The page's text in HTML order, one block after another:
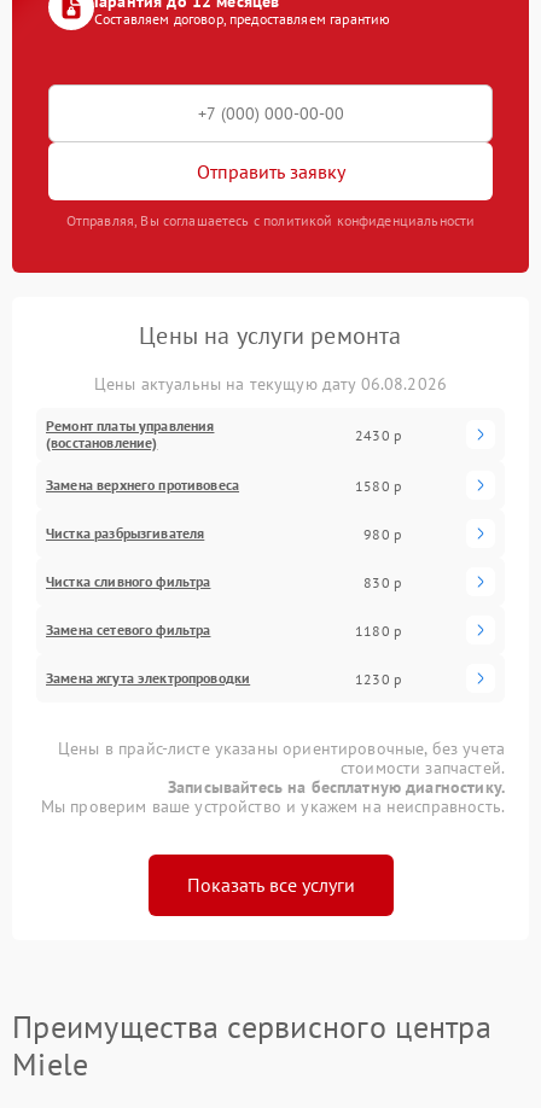
Составляем договор, предоставляем гарантию
Отправить заявку
Отправляя, Вы соглашаетесь с политикой конфиденциальности
Цены на услуги ремонта
Цены актуальны на текущую дату 06.08.2026
Ремонт платы управления
(восстановление)
2430 р
Замена верхнего противовеса 1580 р
Чистка разбрызгивателя 980 р
Чистка сливного фильтра 830 р
Замена сетевого фильтра 1180 р
Замена жгута электропроводки 1230 р
Цены в прайс-листе указаны ориентировочные, без учета
стоимости запчастей.
Записывайтесь на бесплатную диагностику.
Мы проверим ваше устройство и укажем на неисправность.
Показать все услуги
Преимущества сервисного центра
Miele